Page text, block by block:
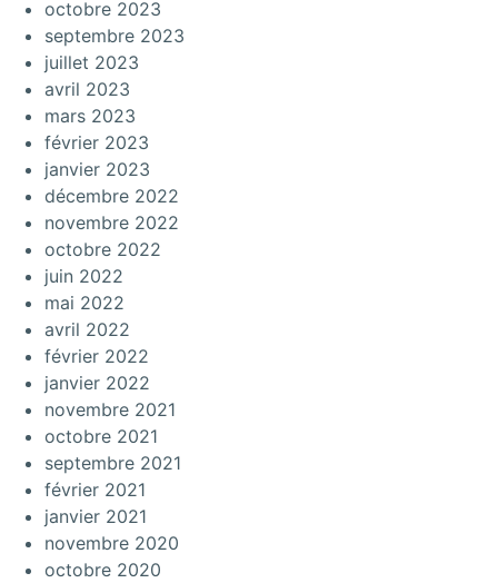
octobre 2023
septembre 2023
juillet 2023
avril 2023
mars 2023
février 2023
janvier 2023
décembre 2022
novembre 2022
octobre 2022
juin 2022
mai 2022
avril 2022
février 2022
janvier 2022
novembre 2021
octobre 2021
septembre 2021
février 2021
janvier 2021
novembre 2020
octobre 2020